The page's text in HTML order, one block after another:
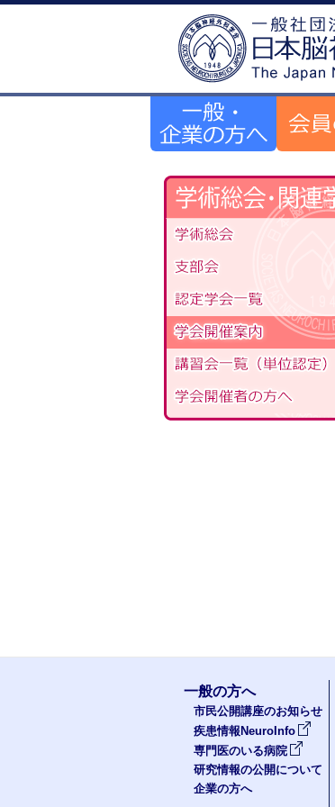
一般の方へ
市民公開講座のお知らせ
疾患情報NeuroInfo
専門医のいる病院
研究情報の公開について
企業の方へ